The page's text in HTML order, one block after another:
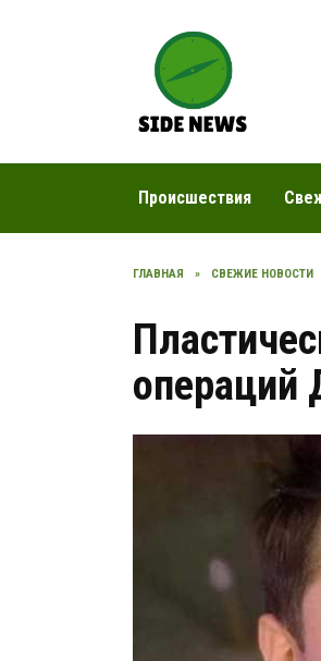
Происшествия
ГЛАВНАЯ » СВЕЖИЕ НОВОСТИ